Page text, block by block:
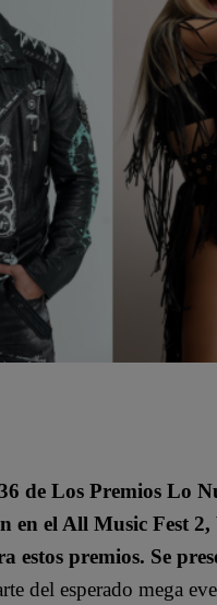
de Los Premios Lo
en el All Music Fest
estos premios. Se
del esperado mega